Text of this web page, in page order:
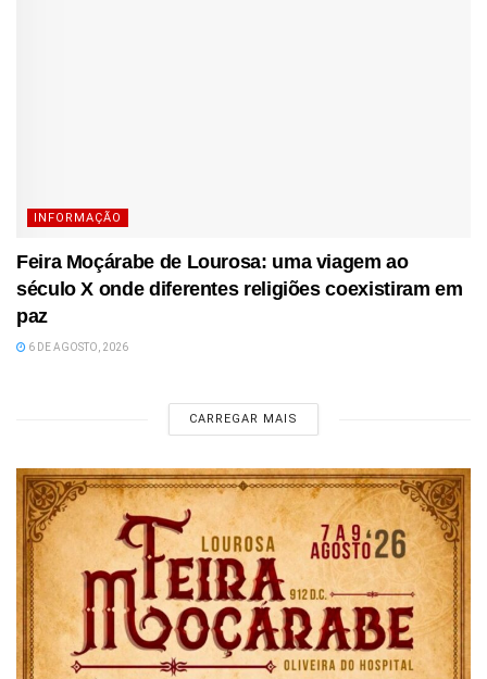
INFORMAÇÃO
Feira Moçárabe de Lourosa: uma viagem ao
século X onde diferentes religiões coexistiram em
paz
6 DE AGOSTO, 2026
CARREGAR MAIS